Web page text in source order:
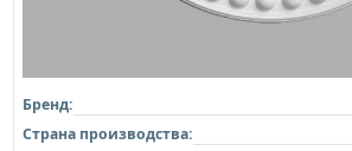
Бренд:
Страна производства: